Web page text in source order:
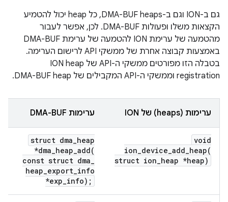
גם ב-ION וגם ב-DMA-BUF heaps, כל heap יכול להטמיע
הקצאות משלו ופעולות DMA-BUF. לכן, אפשר לעבור
מהטמעה של ערימת ION להטמעה של ערימת DMA-BUF
באמצעות קבוצה אחרת של ממשקי API לרישום הערימה.
בטבלה הזו מפורטים ממשקי ה-API של ION heap
registration וממשקי ה-API המקבילים של DMA-BUF heap.
ערימות (heaps) של ION ערימות DMA-BUF
void
ion_device_add_heap(
struct ion_heap *heap)
struct dma_heap
*dma_heap_add(
const struct dma_
heap_export_info
*exp_info);